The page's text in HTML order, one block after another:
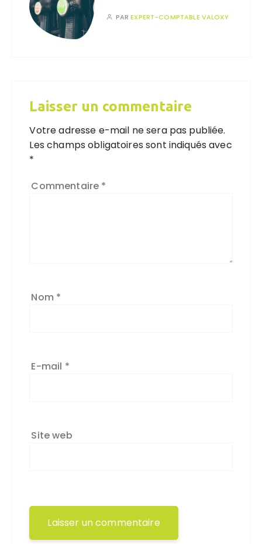
PAREXPERT-COMPTABLE VALOXY
Laisser un commentaire
Votre adresse e-mail ne sera pas publiée.
Les champs obligatoires sont indiqués avec
*
Commentaire *
Nom *
E-mail *
Site web